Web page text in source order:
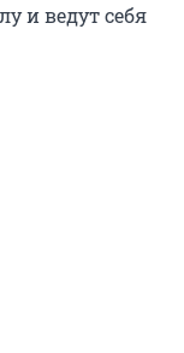
и ведут себя